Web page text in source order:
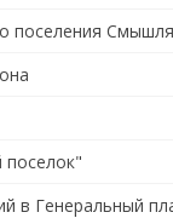
поселения
в Генеральный